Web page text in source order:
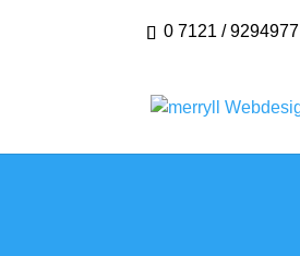
0 7121 / 9294977